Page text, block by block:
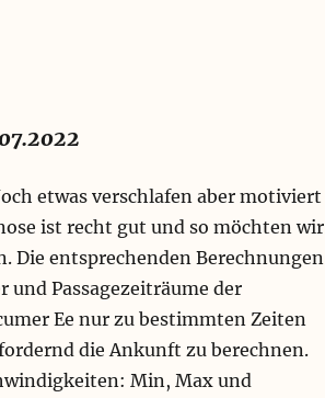
etwas verschlafen aber motiviert
ist recht gut und so möchten wir
Die entsprechenden Berechnungen
Passagezeiträume der
Ee nur zu bestimmten Zeiten
die Ankunft zu berechnen.
Min, Max und